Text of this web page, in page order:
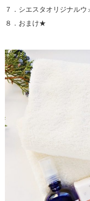
７．シエスタオリジナル
８．おまけ★